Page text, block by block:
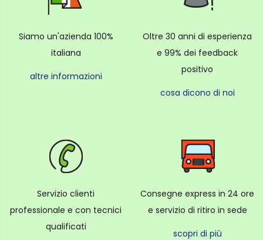
Il Kit contiene una instax mini 12 fotocamera,
pellicole per un totale di 40 foto.
Siamo un'azienda 100%
italiana
altre informazioni
Oltre 30 anni di esperienza
e 99% dei feedback
positivo
cosa dicono di noi
Servizio clienti
professionale e con tecnici
qualificati
Consegne express in 24 ore
e servizio di ritiro in sede
scopri di più